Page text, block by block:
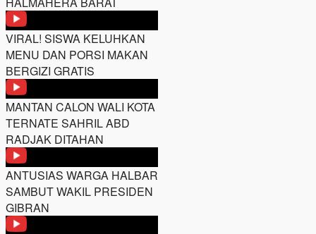
VIRAL! SISWA KELUHKAN
MENU DAN PORSI MAKAN
BERGIZI GRATIS
MANTAN CALON WALI KOTA
TERNATE SAHRIL ABD
RADJAK DITAHAN
ANTUSIAS WARGA HALBAR
SAMBUT WAKIL PRESIDEN
GIBRAN